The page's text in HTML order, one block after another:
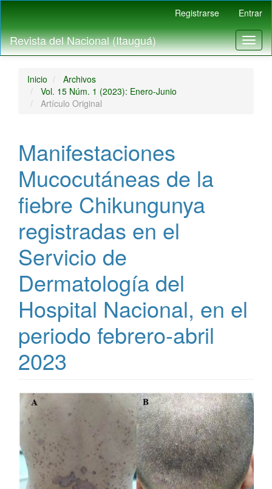
Contenido
principal
Barra
Registrarse Entrar
Revista del Nacional (Itauguá)
Inicio
Archivos
Vol. 15 Núm. 1 (2023): Enero-Junio
Artículo Original
Manifestaciones
Mucocutáneas de la
fiebre Chikungunya
registradas en el
Servicio de
Dermatología del
Hospital Nacional, en el
periodo febrero-abril
2023
Barra
lateral
del
artículo